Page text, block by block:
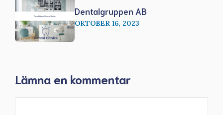
Dentalgruppen AB
OKTOBER 16, 2023
Lämna en kommentar